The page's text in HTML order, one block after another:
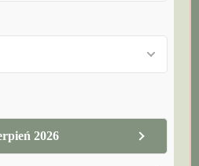
2026